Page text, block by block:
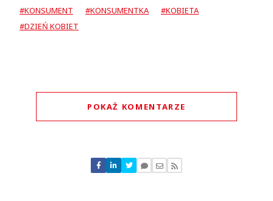
#KONSUMENT #KONSUMENTKA
#KOBIETA
#DZIEŃ KOBIET
POKAŻ KOMENTARZE
Nie znaleziono komentarzy
Zostaw swoje komentarze